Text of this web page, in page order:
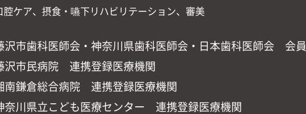
腔ケア、摂食・嚥下リハビリテーション、審美
沢市歯科医師会・神奈川県歯科医師会・日本歯科医師会 会員
沢市民病院 連携登録医療機関
南鎌倉総合病院 連携登録医療機関
奈川県立こども医療センター 連携登録医療機関